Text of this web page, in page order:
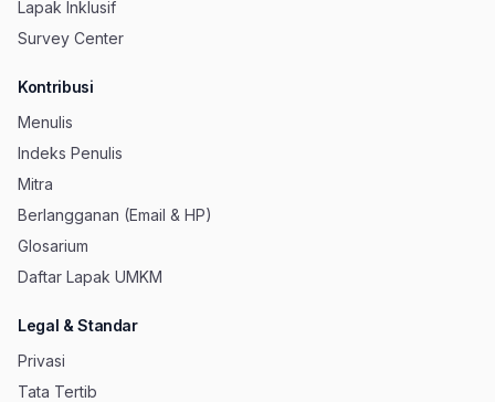
Lapak Inklusif
Survey Center
Kontribusi
Menulis
Indeks Penulis
Mitra
Berlangganan (Email & HP)
Glosarium
Daftar Lapak UMKM
Legal & Standar
Privasi
Tata Tertib